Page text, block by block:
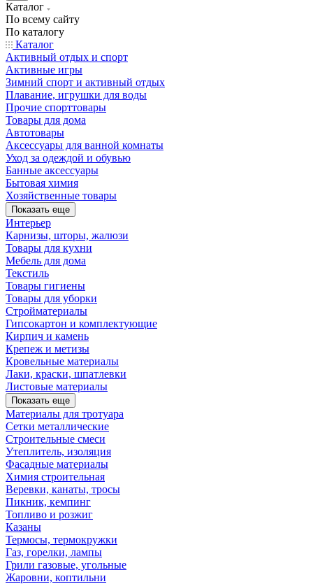
Каталог
По всему сайту
По каталогу
Каталог
Активный отдых и спорт
Активные игры
Зимний спорт и активный отдых
Плавание, игрушки для воды
Прочие спорттовары
Товары для дома
Автотовары
Аксессуары для ванной комнаты
Уход за одеждой и обувью
Банные аксессуары
Бытовая химия
Хозяйственные товары
Показать еще
Интерьер
Карнизы, шторы, жалюзи
Товары для кухни
Мебель для дома
Текстиль
Товары гигиены
Товары для уборки
Стройматериалы
Гипсокартон и комплектующие
Кирпич и камень
Крепеж и метизы
Кровельные материалы
Лаки, краски, шпатлевки
Листовые материалы
Показать еще
Материалы для тротуара
Сетки металлические
Строительные смеси
Утеплитель, изоляция
Фасадные материалы
Химия строительная
Веревки, канаты, тросы
Пикник, кемпинг
Топливо и розжиг
Казаны
Термосы, термокружки
Газ, горелки, лампы
Грили газовые, угольные
Жаровни, коптильни